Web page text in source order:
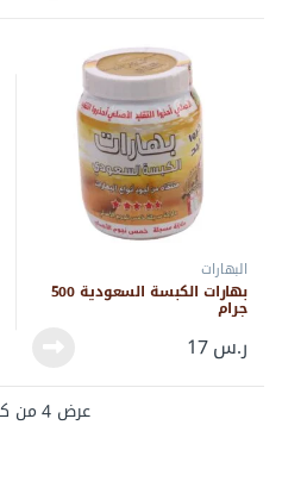
البهارات
بهارات الكبسة السعودية 500
جرام
ر.س17
عرض ⁦4⁩ من كل النتائج